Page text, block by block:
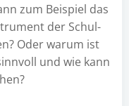
zum Beispiel das
der Schul-
Oder warum ist
und wie kann